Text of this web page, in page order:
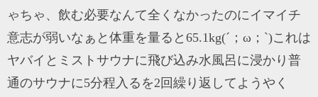
ゃちゃ、飲む必要なんて全くなかったのにイマイチ
意志が弱いなぁと体重を量ると65.1kg(´；ω；`)これは
ヤバイとミストサウナに飛び込み水風呂に浸かり普
通のサウナに5分程入るを2回繰り返してようやく